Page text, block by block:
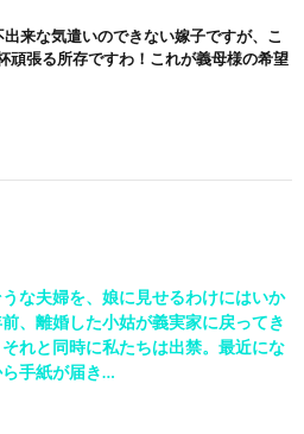
来な気遣いのできない嫁子ですが、こ
頑張る所存ですわ！これが義母様の希望
な夫婦を、娘に見せるわけにはいか
、離婚した小姑が義実家に戻ってき
れと同時に私たちは出禁。最近にな
手紙が届き…